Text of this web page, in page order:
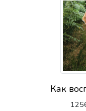
Как